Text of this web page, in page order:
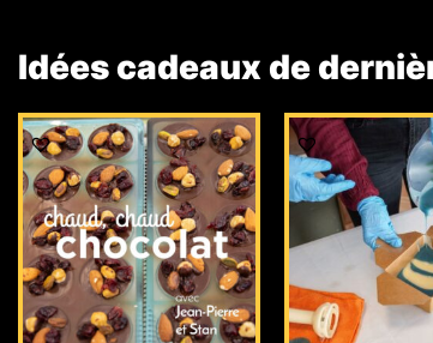
Idées cadeaux de